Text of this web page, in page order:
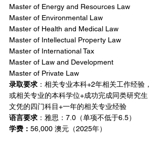
Master of Energy and Resources Law
Master of Environmental Law
Master of Health and Medical Law
Master of Intellectual Property Law
Master of International Tax
Master of Law and Development
Master of Private Law
录取要求 ：相关专业本科+2年相关工作经验，
或相关专业的本科学位+成功完成同类研究生
文凭的四门科目+一年的相关专业经验
语言要求 ：雅思：7.0（单项不低于6.5）
学费： 56,000 澳元（2025年）